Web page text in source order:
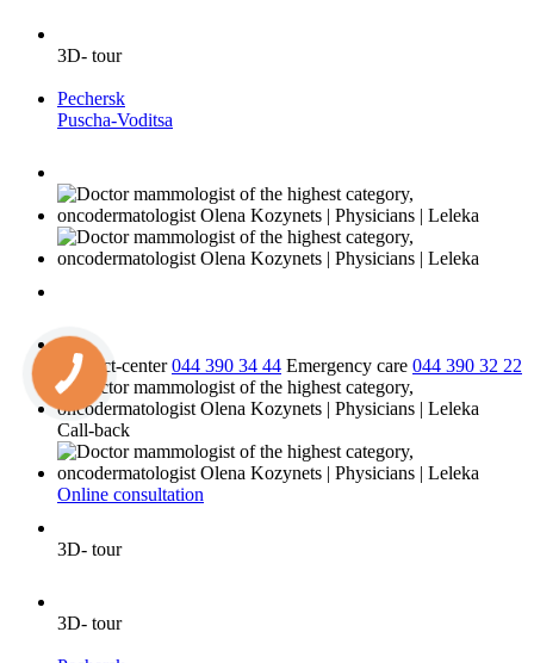
3D- tour
Pechersk
Puscha-Voditsa
Contact-center 044 390 34 44 Emergency care 044 390 32 22
Call-back
Online consultation
3D- tour
3D- tour